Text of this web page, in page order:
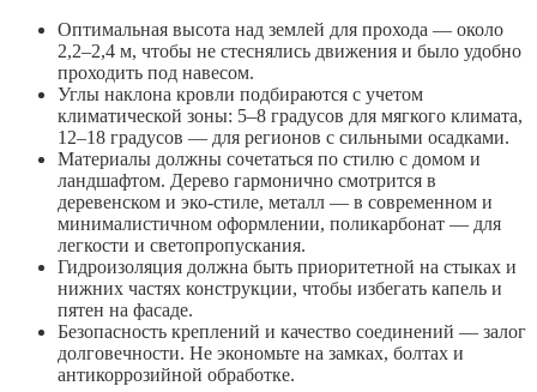
Оптимальная высота над землей для прохода — около
2,2–2,4 м, чтобы не стеснялись движения и было удобно
проходить под навесом.
Углы наклона кровли подбираются с учетом
климатической зоны: 5–8 градусов для мягкого климата,
12–18 градусов — для регионов с сильными осадками.
Материалы должны сочетаться по стилю с домом и
ландшафтом. Дерево гармонично смотрится в
деревенском и эко-стиле, металл — в современном и
минималистичном оформлении, поликарбонат — для
легкости и светопропускания.
Гидроизоляция должна быть приоритетной на стыках и
нижних частях конструкции, чтобы избегать капель и
пятен на фасаде.
Безопасность креплений и качество соединений — залог
долговечности. Не экономьте на замках, болтах и
антикоррозийной обработке.